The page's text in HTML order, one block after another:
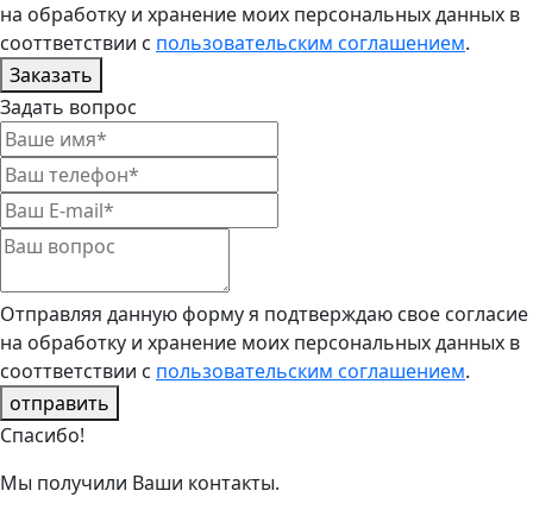
на обработку и хранение моих персональных данных в
сооттветствии с пользовательским соглашением.
Заказать
Задать вопрос
Отправляя данную форму я подтверждаю свое согласие
на обработку и хранение моих персональных данных в
сооттветствии с пользовательским соглашением.
отправить
Спасибо!
Мы получили Ваши контакты.